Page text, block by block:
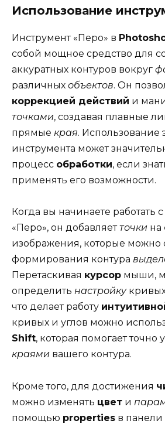
Использование
Инструмент «Перо» в
собой мощное средство для
аккуратных контуров вокруг
различных объектов. Он
коррекцией действий и
точками, создавая плавные
прямые края. Использование
инструмента может
процесс обработки, если
применять его возможности.
Когда вы начинаете работать
«Перо», он добавляетточки на
изображения, которые можно
формирования контура
Перетаскивая курсор мыши,
определить настройку
что делает работу
кривых и углов можно
Shift, которая помогает точно
краями вашего контура.
Кроме того, для достижения
можно изменять цвет и
помощью properties в панели